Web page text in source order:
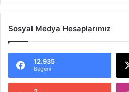
Sosyal Medya Hesaplarımız
12.935
Beğeni